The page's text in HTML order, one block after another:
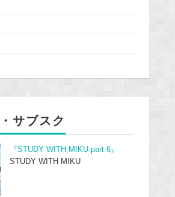
サブスク
『STUDY WITH MIKU part 6』
STUDY WITH MIKU